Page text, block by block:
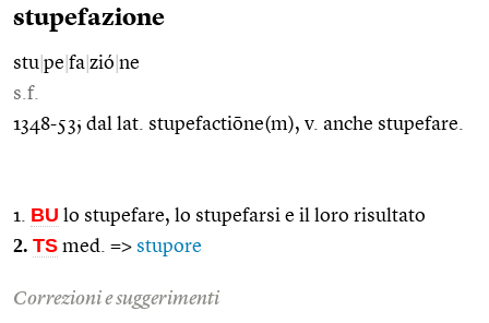
stupefazione
stu pe fa zió ne
s.f.
1348-53; dal lat. stupefactiōne(m), v. anche stupefare.
1. BU lo stupefare, lo stupefarsi e il loro risultato
2. TS med. => stupore
Correzioni e suggerimenti